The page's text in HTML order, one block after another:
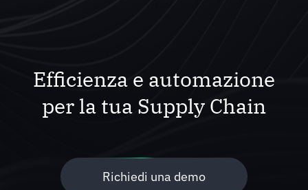
Efficienza e automazione
per la tua Supply Chain
Richiedi una demo